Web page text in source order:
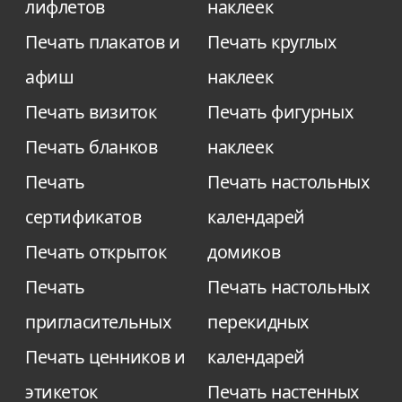
привлекает внимание издалека. Над
дизайном такой рекламы нужно
потрудиться, она должна хорошо
вписываться в ландшафт и застройку,
быть креативной, повышать
может быть и несколько лет, если место
размещения выбрано правильно и
владелец не хочет заменять рекламный
продукт. Главное, что качество печати это
позволяет благодаря максимально
высокому разрешению и высокоточной
лифлетов
Печать плакатов и
афиш
Печать визиток
Печать бланков
Печать
сертификатов
Печать открыток
Печать
пригласительных
Печать ценников и
этикеток
наклеек
Печать круглых
наклеек
Печать фигурных
наклеек
Печать настольных
календарей
домиков
Печать настольных
перекидных
календарей
Печать настенных